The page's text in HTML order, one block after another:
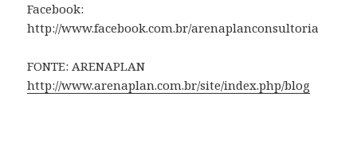
Facebook:
http://www.facebook.com.br/arenaplanconsultoria
FONTE: ARENAPLAN
http://www.arenaplan.com.br/site/index.php/blog